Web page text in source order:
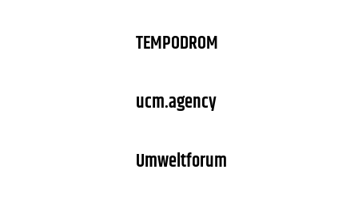
TEMPODROM
ucm.agency
Umweltforum